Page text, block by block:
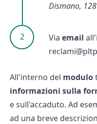
Dismano,
Via email
All'interno del modulo
informazioni sulla
e sull'accaduto. Ad
ad una breve